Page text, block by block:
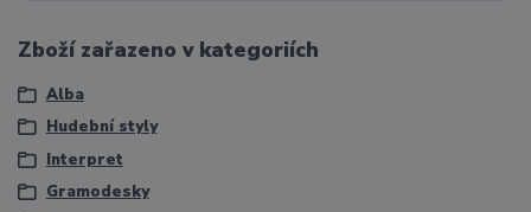
Zboží zařazeno v kategoriích
Alba
Hudební styly
Interpret
Gramodesky